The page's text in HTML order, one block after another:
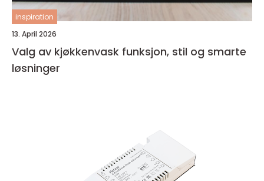
inspiration
13. April 2026
Valg av kjøkkenvask funksjon, stil og smarte
løsninger